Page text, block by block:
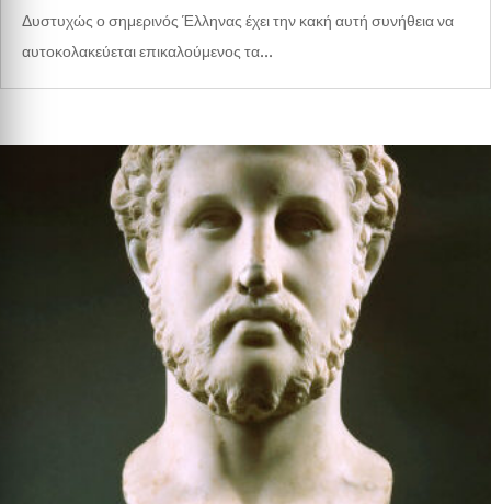
Δυστυχώς ο σημερινός Έλληνας έχει την κακή αυτή συνήθεια να
αυτοκολακεύεται επικαλούμενος τα...